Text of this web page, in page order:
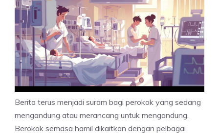
Berita terus menjadi suram bagi perokok yang sedang
mengandung atau merancang untuk mengandung.
Berokok semasa hamil dikaitkan dengan pelbagai